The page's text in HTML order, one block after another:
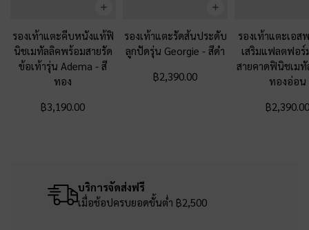
รองเท้าแตะคีบหนังแท้ฟิ
นิชเมทัลลิคพร้อมสายรัด
ข้อเท้ารุ่น Adema-สี
ทอง
฿3,190.00
รองเท้าแตะรัดส้นประดับ
ลูกปัดรุ่น Georgie-สีดำ
฿2,390.00
รองเท้าแตะเอส
เสริมแฟลตฟอร์
สายคาดฟินิชเม
ทองอ่อน
฿2,390.00
บริการจัดส่งฟรี
เมื่อช้อปครบยอดขั้นต่ำ ฿2,500